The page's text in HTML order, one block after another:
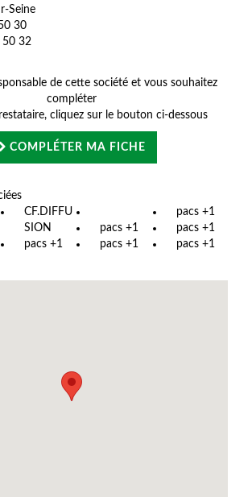
Seine
30
50 32
de cette société et vous souhaitez
compléter
cliquez sur le bouton ci-dessous
COMPLÉTER MA FICHE
CF.DIFFU
SION
pacs +1
pacs +1
pacs +1
pacs +1 pacs +1 pacs +1